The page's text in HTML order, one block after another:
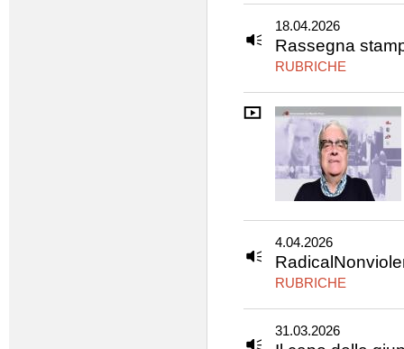
18.04.2026
Rassegna
RUBRICHE
4.04.2026
RUBRICHE
31.03.2026